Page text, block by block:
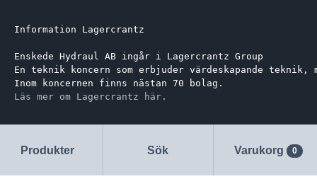
Produkter Sök Varukorg 0
Information Lagercrantz
Enskede Hydraul AB ingår i Lagercrantz Group
En teknik koncern som erbjuder värdeskapande
Inom koncernen finns nästan 70 bolag.
Läs mer om Lagercrantz här.